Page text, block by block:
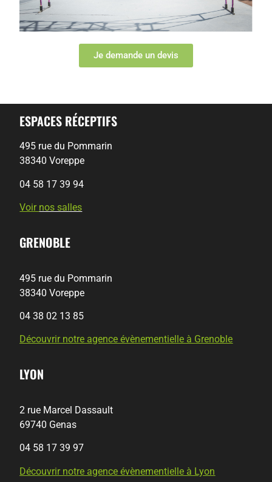
Je demande un devis
ESPACES RÉCEPTIFS
495 rue du Pommarin
38340 Voreppe
04 58 17 39 94
Voir nos salles
GRENOBLE
495 rue du Pommarin
38340 Voreppe
04 38 02 13 85
Découvrir notre agence évènementielle à Grenoble
LYON
2 rue Marcel Dassault
69740 Genas
04 58 17 39 97
Découvrir notre agence évènementielle à Lyon